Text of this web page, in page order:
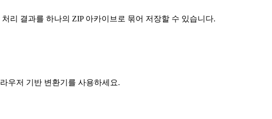
리 결과를 하나의 ZIP 아카이브로 묶어 저장할 수 있습니다.
우저 기반 변환기를 사용하세요.